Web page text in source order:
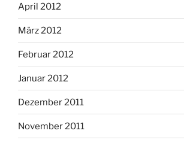
April 2012
März 2012
Februar 2012
Januar 2012
Dezember 2011
November 2011